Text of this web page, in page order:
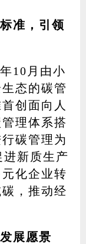
准，引领
10月由小
态的碳管
创面向人
理体系搭
碳管理为
新质生产
化企业转
，推动经
展愿景